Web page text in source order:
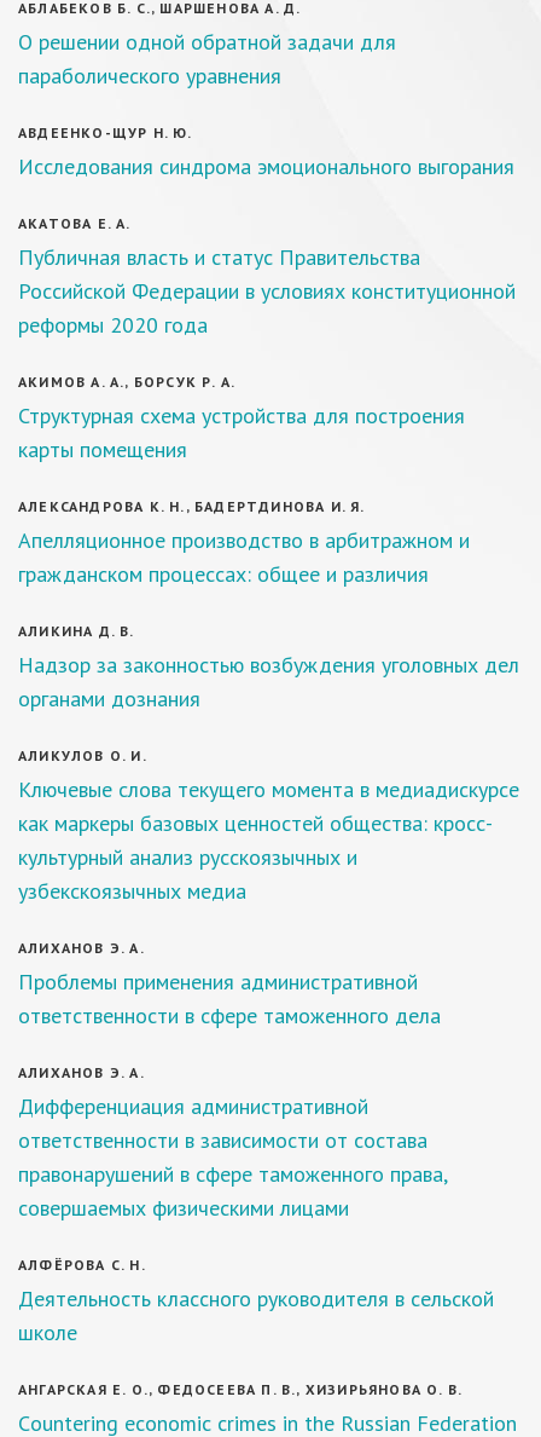
АБЛАБЕКОВ Б. С., ШАРШЕНОВА А. Д.
О решении одной обратной задачи для
параболического уравнения
АВДЕЕНКО-ЩУР Н. Ю.
Исследования синдрома эмоционального выгорания
АКАТОВА Е. А.
Публичная власть и статус Правительства
Российской Федерации в условиях конституционной
реформы 2020 года
АКИМОВ А. А., БОРСУК Р. А.
Структурная схема устройства для построения
карты помещения
АЛЕКСАНДРОВА К. Н., БАДЕРТДИНОВА И. Я.
Апелляционное производство в арбитражном и
гражданском процессах: общее и различия
АЛИКИНА Д. В.
Надзор за законностью возбуждения уголовных дел
органами дознания
АЛИКУЛОВ О. И.
Ключевые слова текущего момента в медиадискурсе
как маркеры базовых ценностей общества: кросс-
культурный анализ русскоязычных и
узбекскоязычных медиа
АЛИХАНОВ Э. А.
Проблемы применения административной
ответственности в сфере таможенного дела
АЛИХАНОВ Э. А.
Дифференциация административной
ответственности в зависимости от состава
правонарушений в сфере таможенного права,
совершаемых физическими лицами
АЛФЁРОВА С. Н.
Деятельность классного руководителя в сельской
школе
АНГАРСКАЯ Е. О., ФЕДОСЕЕВА П. В., ХИЗИРЬЯНОВА О. В.
Сountering economic crimes in the Russian Federation